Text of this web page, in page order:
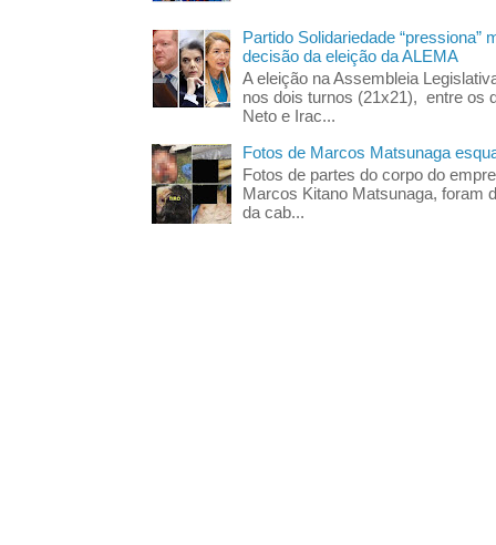
Partido Solidariedade “pressiona”
decisão da eleição da ALEMA
A eleição na Assembleia
nos dois turnos (21x21), entre os
Neto e Irac...
Fotos de Marcos Matsunaga
Fotos de partes do corpo do
Marcos Kitano Matsunaga, foram
da cab...